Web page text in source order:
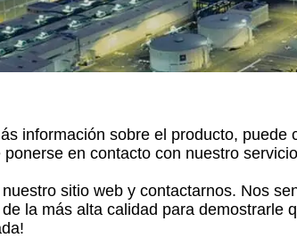
Línea de producción de
migas de pan
Línea de producción de
Línea de producción de
alimentos para bebés
Línea de producción de
arroz
información sobre el producto,
en contacto con nuestro
sitio web y contactarnos. Nos
la más alta calidad para demostrarle